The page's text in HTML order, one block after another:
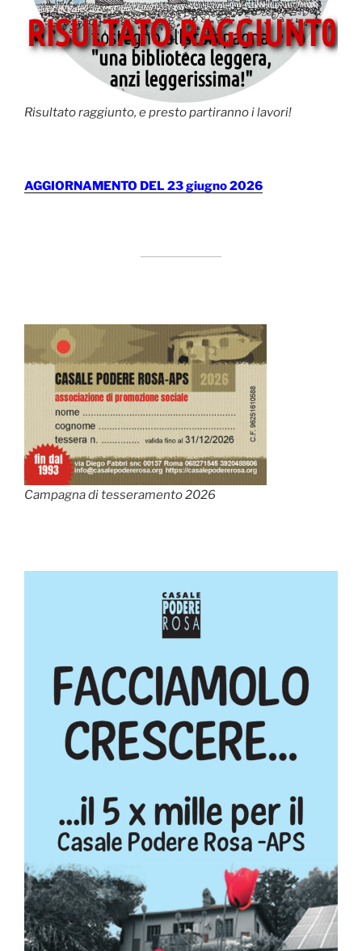
Risultato raggiunto, e presto partiranno i lavori!
AGGIORNAMENTO DEL 23 giugno 2026
Campagna di tesseramento 2026